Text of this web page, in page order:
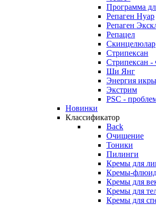
Программа
Репаген Нуар
Репаген
Репацел
Скинцелюлар
Стрипексан
Стрипексан -
Ши Янг
Энергия икры
Экстрим
PSC -
Новинки
Классификатор
Back
Очищение
Тоники
Пилинги
Кремы для
Кремы-
Кремы для
Кремы для
Кремы для